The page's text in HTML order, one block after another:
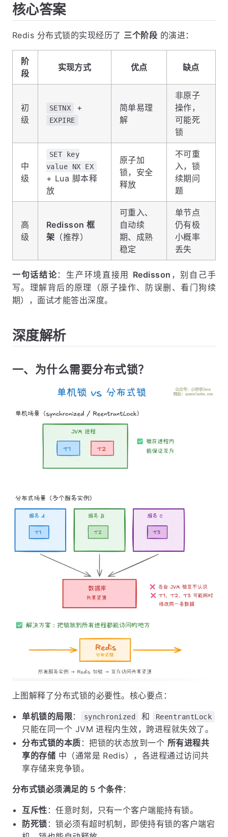
核心答案
Redis 分布式锁的实现经历了 三个阶段 的演进：
阶
段
实现方式 优点 缺点
初
级
SETNX +
EXPIRE
简单易理
解
非原子
操作，
可能死
锁
中
级
SET key
value NX EX
+ Lua 脚本释
放
原子加
锁，安全
释放
不可重
入，锁
续期问
题
高
级
Redisson 框
架 （推荐）
可重入、
自动续
期、成熟
稳定
单节点
仍有极
小概率
丢失
一句话结论：生产环境直接用 Redisson ，别自己手
写。理解背后的原理（原子操作、防误删、看门狗续
期），面试才能答出深度。
深度解析
一、为什么需要分布式锁？
上图解释了分布式锁的必要性。核心要点：
单机锁的局限： synchronized 和 ReentrantLock
只能在同一个 JVM 进程内生效，跨进程就失效了。
分布式锁的本质 ：把锁的状态放到一个 所有进程共
享的存储 中（通常是 Redis），各进程通过访问共
享存储来竞争锁。
分布式锁必须满足的 5 个条件：
互斥性 ：任意时刻，只有一个客户端能持有锁。
防死锁 ：锁必须有超时机制，即使持有锁的客户端宕